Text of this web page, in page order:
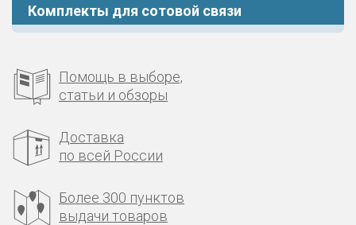
Комплекты для сотовой связи
Помощь в выборе,
статьи и обзоры
Доставка
по всей России
Более 300 пунктов
выдачи товаров